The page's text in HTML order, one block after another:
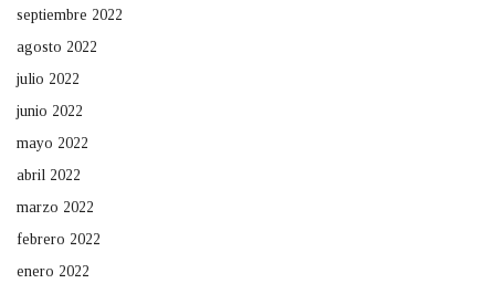
septiembre 2022
agosto 2022
julio 2022
junio 2022
mayo 2022
abril 2022
marzo 2022
febrero 2022
enero 2022